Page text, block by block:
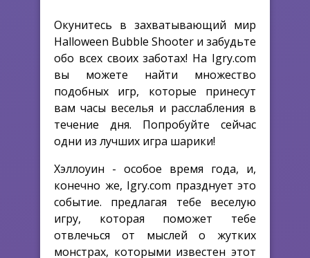
Окунитесь в захватывающий мир
Halloween Bubble Shooter и забудьте
обо всех своих заботах! На Igry.com
вы можете найти множество
подобных игр, которые принесут
вам часы веселья и расслабления в
течение дня. Попробуйте сейчас
одни из лучших игра шарики!
Хэллоуин - особое время года, и,
конечно же, Igry.com празднует это
событие. предлагая тебе веселую
игру, которая поможет тебе
отвлечься от мыслей о жутких
монстрах, которыми известен этот